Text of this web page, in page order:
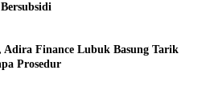
Finance Lubuk Basung Tarik
Prosedur